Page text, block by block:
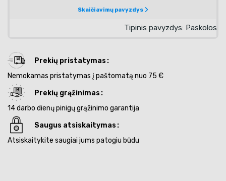
Prekių pristatymas
Nemokamas pristatymas į paštomatą nuo 75 €
Prekių grąžinimas
14 darbo dienų pinigų grąžinimo garantija
Saugus atsiskaitymas
Atsiskaitykite saugiai jums patogiu būdu